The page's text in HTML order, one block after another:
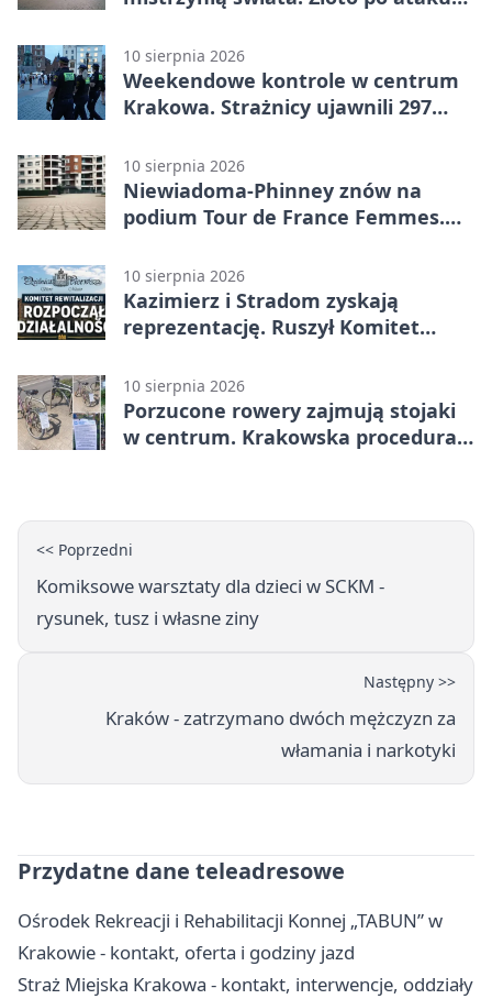
10 sierpnia 2026
Weekendowe kontrole w centrum
Krakowa. Strażnicy ujawnili 297
10 sierpnia 2026
Niewiadoma-Phinney znów na
podium Tour de France Femmes.
10 sierpnia 2026
Kazimierz i Stradom zyskają
reprezentację. Ruszył Komitet
10 sierpnia 2026
Porzucone rowery zajmują stojaki
w centrum. Krakowska procedura
<< Poprzedni
Komiksowe warsztaty dla dzieci w SCKM -
rysunek, tusz i własne ziny
Następny >>
Kraków - zatrzymano dwóch mężczyzn za
włamania i narkotyki
Przydatne dane teleadresowe
Ośrodek Rekreacji i Rehabilitacji Konnej „TABUN” w
Krakowie - kontakt, oferta i godziny jazd
Straż Miejska Krakowa - kontakt, interwencje, oddziały